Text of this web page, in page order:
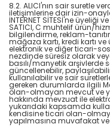
8.2. ALICI'nın sair suretle
iletişimlerine dair izin-
İNTERNET SİTESİ'ne üyeliği
SATICI, C muhtelif ürün/
bilgilendirme, reklam-
mağaza kartı, kredi kartı
elektronik ve diğer ticari-
nezdinde süresiz olarak
basılı/manyetik arşivlerde
güncellenebilir,
kullanılabilir ve sair
gereken durumlarda ilgili
olan-olmayan mevcut ve
hakkında mevzuat ile
yukarıdaki kapsamda
kendisine ticari olan-
yapılmasına muvafakat ve